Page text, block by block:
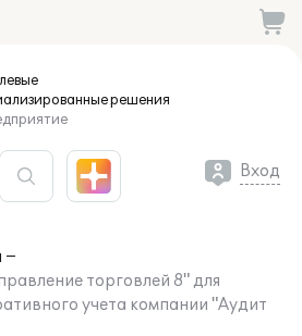
решения
Вход
торговлей 8" для
учета компании "Аудит